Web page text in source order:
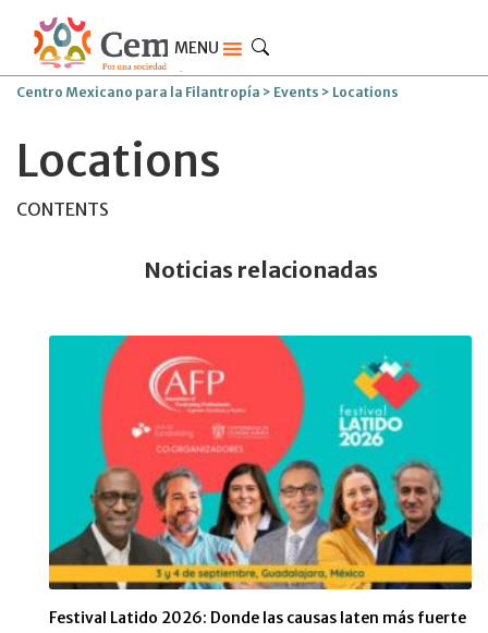
MENU
Centro Mexicano para la Filantropía > Events > Locations
Locations
CONTENTS
Noticias relacionadas
Festival Latido 2026: Donde las causas laten más fuerte